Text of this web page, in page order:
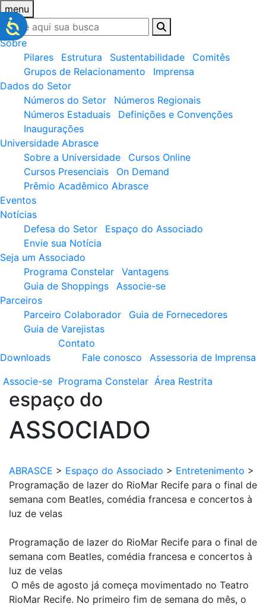
menu
Sobre
Pilares
Estrutura Sustentabilidade
Comitês
Grupos de Relacionamento
Imprensa
Dados do Setor
Números do Setor
Números Regionais
Números Estaduais
Definições e Convenções
Inaugurações
Universidade Abrasce
Sobre a Universidade
Cursos Online
Cursos Presenciais
On Demand
Prêmio Acadêmico Abrasce
Eventos
Notícias
Defesa do Setor
Espaço do Associado
Envie sua Notícia
Seja um Associado
Programa Constelar
Vantagens
Guia de Shoppings
Associe-se
Parceiros
Parceiro Colaborador
Guia de Fornecedores
Guia de Varejistas
Downloads
Contato
Fale conosco
Assessoria de Imprensa
Associe-se Programa Constelar Área Restrita
espaço do
ASSOCIADO
ABRASCE > Espaço do Associado > Entretenimento >
Programação de lazer do RioMar Recife para o final de
semana com Beatles, comédia francesa e concertos à
luz de velas
Programação de lazer do RioMar Recife para o final de
semana com Beatles, comédia francesa e concertos à
luz de velas
O mês de agosto já começa movimentado no Teatro
RioMar Recife. No primeiro fim de semana do mês, o